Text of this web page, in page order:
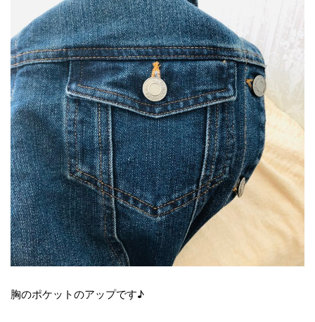
胸のポケットのアップです♪